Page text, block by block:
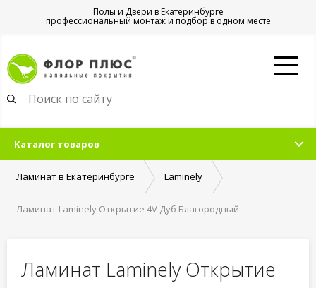
Полы и Двери в Екатеринбурге
профессиональный монтаж и подбор в одном месте
Каталог товаров
Ламинат в Екатеринбурге Laminely
Ламинат Laminely Открытие 4V Дуб Благородный
Ламинат Laminely Открытие